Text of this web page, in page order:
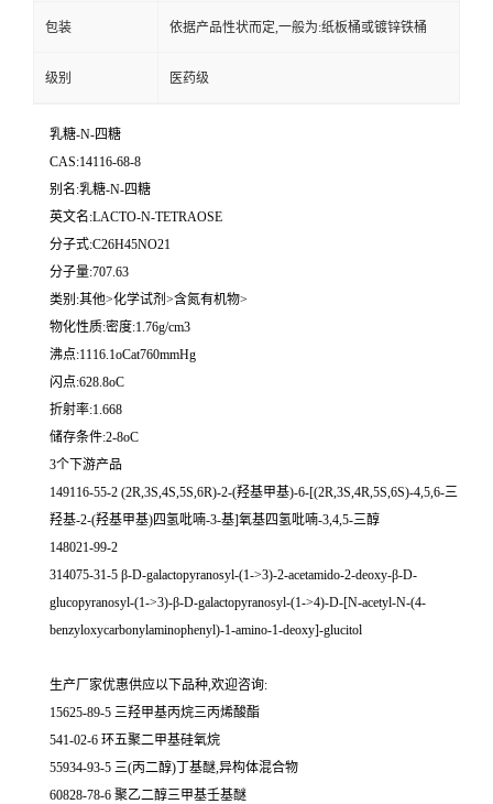
包装 依据产品性状而定,一般为:纸板桶或镀锌铁桶
级别 医药级
乳糖-N-四糖
CAS:14116-68-8
别名:乳糖-N-四糖
英文名:LACTO-N-TETRAOSE
分子式:C26H45NO21
分子量:707.63
类别:其他>化学试剂>含氮有机物>
物化性质:密度:1.76g/cm3
沸点:1116.1oCat760mmHg
闪点:628.8oC
折射率:1.668
储存条件:2-8oC
3个下游产品
149116-55-2 (2R,3S,4S,5S,6R)-2-(羟基甲基)-6-[(2R,3S,4R,5S,6S)-4,5,6-三
羟基-2-(羟基甲基)四氢吡喃-3-基]氧基四氢吡喃-3,4,5-三醇
148021-99-2
314075-31-5 β-D-galactopyranosyl-(1->3)-2-acetamido-2-deoxy-β-D-
glucopyranosyl-(1->3)-β-D-galactopyranosyl-(1->4)-D-[N-acetyl-N-(4-
benzyloxycarbonylaminophenyl)-1-amino-1-deoxy]-glucitol
生产厂家优惠供应以下品种,欢迎咨询:
15625-89-5 三羟甲基丙烷三丙烯酸酯
541-02-6 环五聚二甲基硅氧烷
55934-93-5 三(丙二醇)丁基醚,异构体混合物
60828-78-6 聚乙二醇三甲基壬基醚